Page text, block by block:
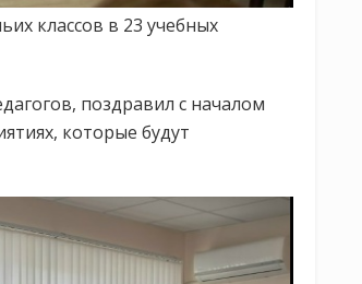
классов в 23 учебных
поздравил с началом
которые будут